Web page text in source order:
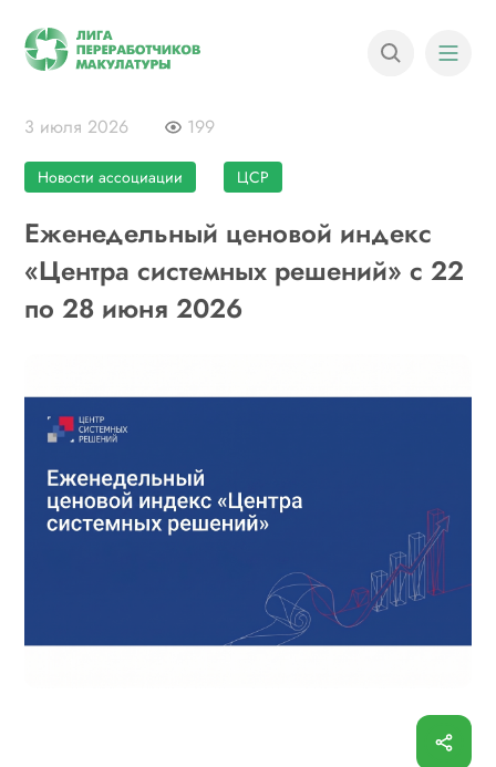
3 июля 2026 199
Новости ассоциации ЦСР
Еженедельный ценовой индекс
«Центра системных решений» с 22
по 28 июня 2026